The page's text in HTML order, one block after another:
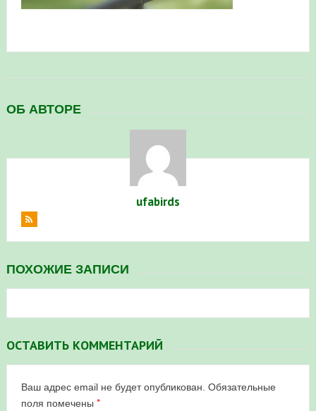
проекте «Развитие программы мониторинга
в Республике Башкортостан в 2026 году
ОБ АВТОРЕ
ufabirds
ПОХОЖИЕ ЗАПИСИ
ОСТАВИТЬ КОММЕНТАРИЙ
Ваш адрес email не будет опубликован. Обязательные
поля помечены *